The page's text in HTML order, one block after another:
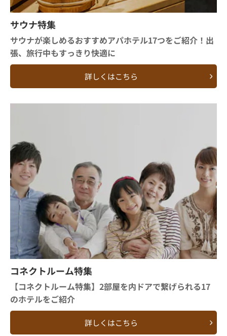
サウナ特集
サウナが楽しめるおすすめアパホテル17つをご紹介！出
張、旅行中もすっきり快適に
詳しくはこちら
コネクトルーム特集
【コネクトルーム特集】2部屋を内ドアで繋げられる17
のホテルをご紹介
詳しくはこちら